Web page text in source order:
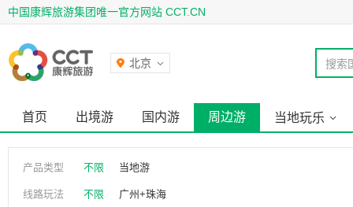
中国康辉旅游集团唯一官方网站 CCT.CN
北京 搜索
首页 出境游 国内游 周边游 当地玩乐
产品类型 不限 当地游
线路玩法 不限 广州+珠海